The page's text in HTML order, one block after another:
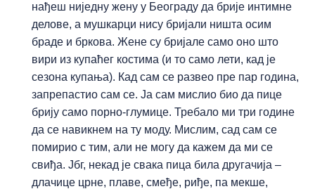
нађеш ниједну жену у Београду да брије интимне
делове, а мушкарци нису бријали ништа осим
браде и бркова. Жене су бријале само оно што
вири из купаћег костима (и то само лети, кад је
сезона купања). Кад сам се развео пре пар година,
запрепастио сам се. Ја сам мислио био да пице
брију само порно-глумице. Требало ми три године
да се навикнем на ту моду. Мислим, сад сам се
помирио с тим, али не могу да кажем да ми се
свиђа. Јбг, некад је свака пица била другачија –
длачице црне, плаве, смеђе, риђе, па мекше,